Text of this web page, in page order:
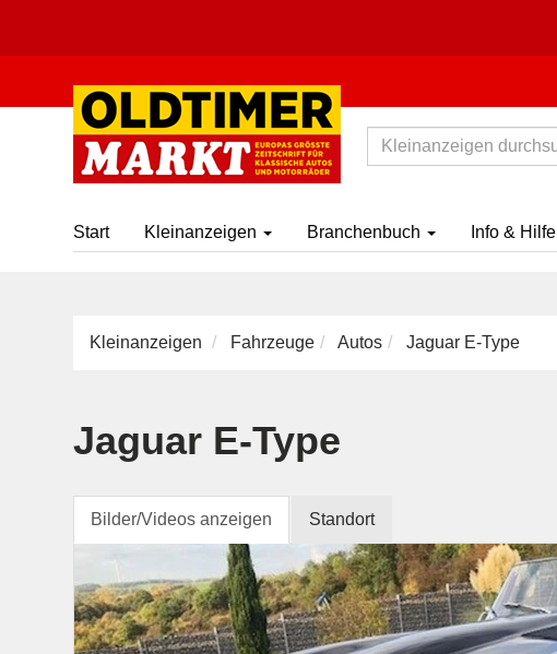
Start Kleinanzeigen Branchenbuch Info & Hilfe
Kleinanzeigen Fahrzeuge Autos Jaguar E-Type
Jaguar E-Type
Bilder/Videos anzeigen Standort